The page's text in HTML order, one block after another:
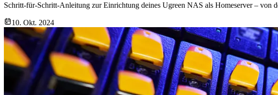
Schritt-für-Schritt-Anleitung zur Einrichtung deines Ugreen NAS als Homeserver – von
10. Okt. 2024